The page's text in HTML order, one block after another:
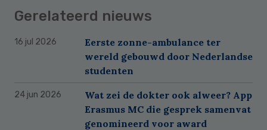
Gerelateerd nieuws
16 jul 2026
Eerste zonne-ambulance ter
wereld gebouwd door Nederlandse
studenten
24 jun 2026
Wat zei de dokter ook alweer? App
Erasmus MC die gesprek samenvat
genomineerd voor award